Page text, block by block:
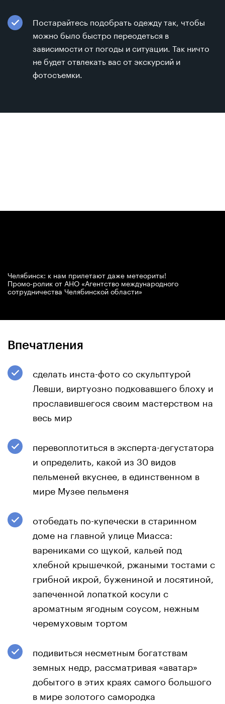
Постарайтесь подобрать одежду так, чтобы
можно было быстро переодеться в
зависимости от погоды и ситуации. Так ничто
не будет отвлекать вас от экскурсий и
фотосъемки.
Челябинск: к нам прилетают даже метеориты!
Промо-ролик от АНО «Агентство международного
сотрудничества Челябинской области»
Впечатления
сделать инста-фото со скульптурой
Левши, виртуозно подковавшего блоху и
прославившегося своим мастерством на
весь мир
перевоплотиться в эксперта-дегустатора
и определить, какой из 30 видов
пельменей вкуснее, в единственном в
мире Музее пельменя
отобедать по-купечески в старинном
доме на главной улице Миасса:
варениками со щукой, кальей под
хлебной крышечкой, ржаными тостами с
грибной икрой, бужениной и лосятиной,
запеченной лопаткой косули с
ароматным ягодным соусом, нежным
черемуховым тортом
подивиться несметным богатствам
земных недр, рассматривая «аватар»
добытого в этих краях самого большого
в мире золотого самородка